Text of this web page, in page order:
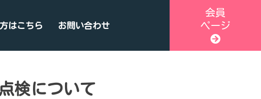
はこちら お問い合わせ
会員
ページ
検について